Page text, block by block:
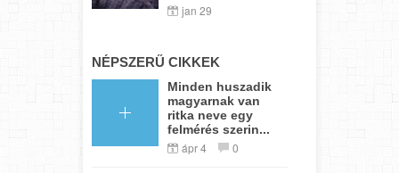
jan 29
NÉPSZERŰ CIKKEK
Minden huszadik
magyarnak van
ritka neve egy
felmérés szerin...
ápr 4 0